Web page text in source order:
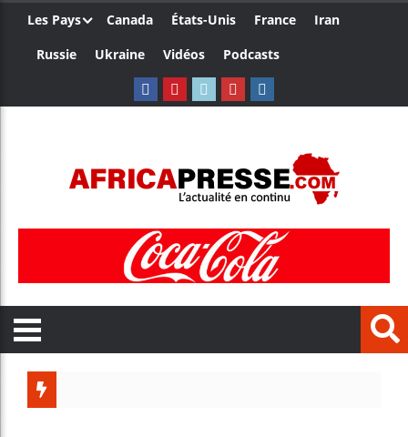
Les Pays Canada États-Unis France
Iran
Russie
Ukraine Vidéos Podcasts